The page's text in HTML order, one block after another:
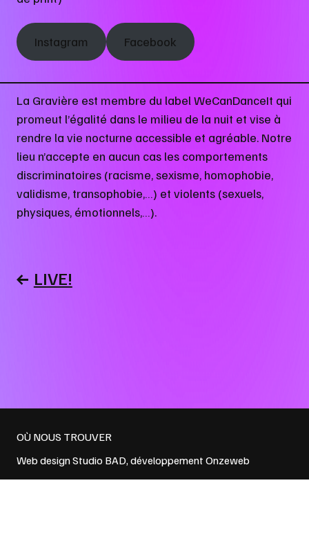
Instagram Facebook
La Gravière est membre du label WeCanDanceIt qui
promeut l’égalité dans le milieu de la nuit et vise à
rendre la vie nocturne accessible et agréable. Notre
lieu n’accepte en aucun cas les comportements
discriminatoires (racisme, sexisme, homophobie,
validisme, transophobie,…) et violents (sexuels,
physiques, émotionnels,…).
DELIVE!
OÙ NOUS TROUVER
Web designStudio BAD, développement Onzeweb
Politique de confidentialitéetConditions générales de vente